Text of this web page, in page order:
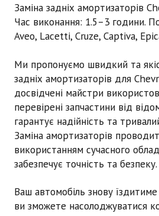
Заміна задніх амортизаторів
Час виконання: 1.5–3 години.
Aveo, Lacetti, Cruze, Captiva,
Ми пропонуємо швидкий та
задніх амортизаторів для
досвідчені майстри
перевірені запчастини від
гарантує надійність та
Заміна амортизаторів
використанням сучасного
забезпечує точність та безпеку.
Ваш автомобіль знову
ви зможете насолоджуватися